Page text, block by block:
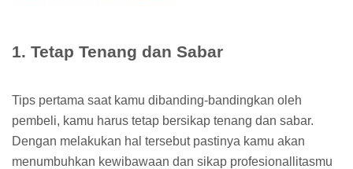
1. Tetap Tenang dan Sabar
Tips pertama saat kamu dibanding-bandingkan oleh
pembeli, kamu harus tetap bersikap tenang dan sabar.
Dengan melakukan hal tersebut pastinya kamu akan
menumbuhkan kewibawaan dan sikap profesionallitasmu